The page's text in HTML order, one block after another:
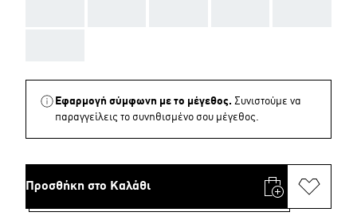
Εφαρμογή σύμφωνη με το μέγεθος. Συνιστούμε να
παραγγείλεις το συνηθισμένο σου μέγεθος.
Προσθήκη στο Καλάθι